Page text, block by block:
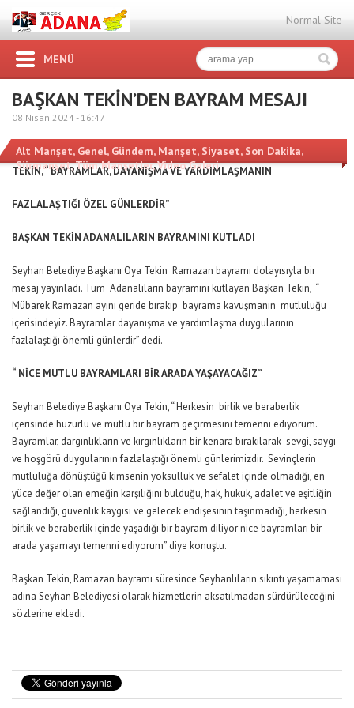
Normal Site
MENÜ
BAŞKAN TEKİN’DEN BAYRAM MESAJI
08 Nisan 2024 - 16:47
Alt Manşet, Genel, Gündem, Manşet, Siyaset, Son Dakika,
Sürmanşet,Tüm Manşetler,Video Galeri
TEKİN, “ BAYRAMLAR, DAYANIŞMA VE YARDIMLAŞMANIN
FAZLALAŞTIĞI ÖZEL GÜNLERDİR”
BAŞKAN TEKİN ADANALILARIN BAYRAMINI KUTLADI
Seyhan Belediye Başkanı Oya Tekin Ramazan bayramı dolayısıyla bir
mesaj yayınladı. Tüm Adanalıların bayramını kutlayan Başkan Tekin, “
Mübarek Ramazan ayını geride bırakıp bayrama kavuşmanın mutluluğu
içerisindeyiz. Bayramlar dayanışma ve yardımlaşma duygularının
fazlalaştığı önemli günlerdir” dedi.
“ NİCE MUTLU BAYRAMLARI BİR ARADA YAŞAYACAĞIZ”
Seyhan Belediye Başkanı Oya Tekin, “ Herkesin birlik ve beraberlik
içerisinde huzurlu ve mutlu bir bayram geçirmesini temenni ediyorum.
Bayramlar, dargınlıkların ve kırgınlıkların bir kenara bırakılarak sevgi, saygı
ve hoşgörü duygularının fazlalaştığı önemli günlerimizdir. Sevinçlerin
mutluluğa dönüştüğü kimsenin yoksulluk ve sefalet içinde olmadığı, en
yüce değer olan emeğin karşılığını bulduğu, hak, hukuk, adalet ve eşitliğin
sağlandığı, güvenlik kaygısı ve gelecek endişesinin taşınmadığı, herkesin
birlik ve beraberlik içinde yaşadığı bir bayram diliyor nice bayramları bir
arada yaşamayı temenni ediyorum” diye konuştu.
Başkan Tekin, Ramazan bayramı süresince Seyhanlıların sıkıntı yaşamaması
adına Seyhan Belediyesi olarak hizmetlerin aksatılmadan sürdürüleceğini
sözlerine ekledi.